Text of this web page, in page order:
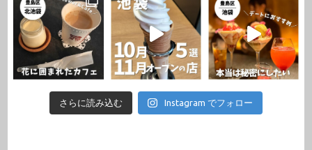
さらに読み込む Instagram でフォロー